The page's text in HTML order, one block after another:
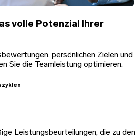
volle Potenzial Ihrer
persönlichen Zielen und
Sie die Teamleistung optimieren.
Leistungsbeurteilungen, die zu den